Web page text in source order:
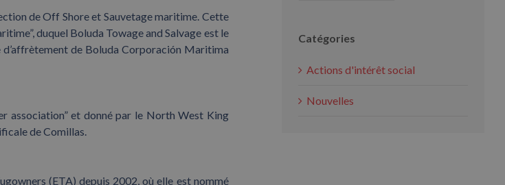
de Off Shore et Sauvetage maritime. Cette
duquel Boluda Towage and Salvage est le
de Boluda Corporación Maritima
association” et donné par le North West King
de Comillas.
(ETA) depuis 2002, où elle est nommé
Catégories
Actions d'intérêt social
Nouvelles